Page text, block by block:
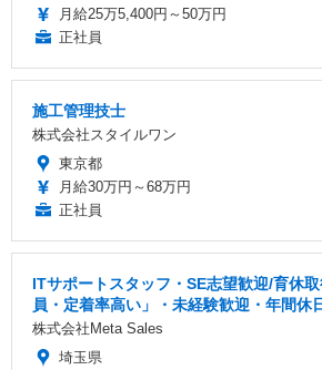
月給25万5,400円～50万円
正社員
施工管理技士
株式会社スタイルワン
東京都
月給30万円～68万円
正社員
ITサポートスタッフ・SE志望歓迎/育休
員・定着率高い」・未経験歓迎・年間休
株式会社Meta Sales
埼玉県